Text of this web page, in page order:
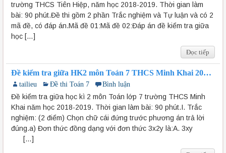
trường THCS Tiên Hiệp, năm học 2018-2019. Thời gian làm
bài: 90 phút.Đề thi gồm 2 phần Trắc nghiệm và Tự luận và có 2
mã đề, có đáp án.Mã đề 01:Mã đề 02:Đáp án đề kiểm tra giữa
học […]
Đọc tiếp
Đề kiểm tra giữa HK2 môn Toán 7 THCS Minh Khai 2018-
2019
tailieu Đề thi Toán 7 Bình luận
Đề kiểm tra giữa học kì 2 môn Toán lớp 7 trường THCS Minh
Khai năm học 2018-2019. Thời gian làm bài: 90 phút.I. Trắc
nghiệm: (2 điểm) Chọn chữ cái đứng trước phương án trả lời
đúng.a) Đơn thức đồng dạng với đơn thức 3x2y là:A. 3xy
[…]